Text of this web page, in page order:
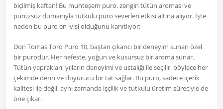
biçilmiş kaftan! Bu muhteşem puro, zengin tütün aroması ve
pürüzsüz dumanıyla tutkulu puro severleri etkisi altına alıyor. İşte
neden bu puro en iyisi olduğunu kanıtlıyor:
Don Tomas Toro Puro 10, baştan çıkarıcı bir deneyim sunan özel
bir purodur. Her nefeste, yoğun ve kusursuz bir aroma sunar.
Tütün yaprakları, yılların deneyimi ve ustalığı ile seçilir, böylece her
çekimde derin ve doyurucu bir tat sağlar. Bu puro, sadece içerik
kalitesi ile değil, aynı zamanda işçilik ve tutkulu üretim süreciyle de
öne çıkar.